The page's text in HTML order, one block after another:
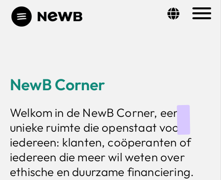
NewB Corner
Welkom in de NewB Corner, een
unieke ruimte die openstaat voor
iedereen: klanten, coöperanten of
iedereen die meer wil weten over
ethische en duurzame financiering.